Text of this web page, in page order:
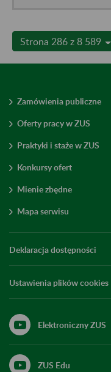
Strona 286 z 8 589
Zamówienia publiczne
Oferty pracy w ZUS
Praktyki i staże w ZUS
Konkursy ofert
Mienie zbędne
Mapa serwisu
Deklaracja dostępności
Ustawienia plików cookies
Elektroniczny ZUS
ZUS Edu